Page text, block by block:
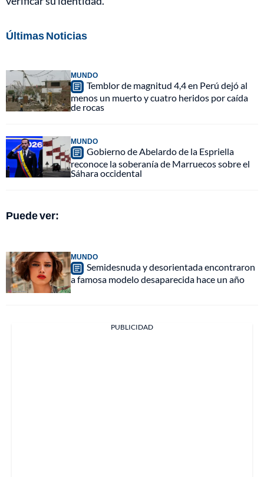
Últimas Noticias
MUNDO
Temblor de magnitud 4,4 en Perú dejó al
menos un muerto y cuatro heridos por caída
de rocas
MUNDO
Gobierno de Abelardo de la Espriella
reconoce la soberanía de Marruecos sobre el
Sáhara occidental
Puede ver:
MUNDO
Semidesnuda y desorientada encontraron
a famosa modelo desaparecida hace un año
PUBLICIDAD